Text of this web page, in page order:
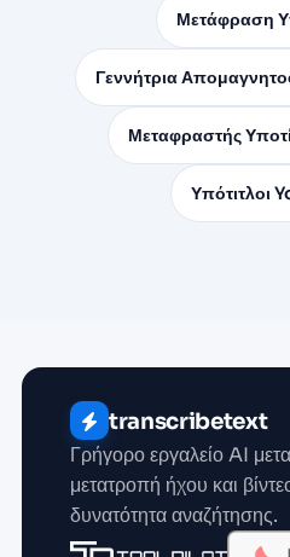
Μετάφραση
Γεννήτρια
Μεταφραστής
Υπότιτλοι
transcribetext
Γρήγορο εργαλείο AI
μετατροπή ήχου και
δυνατότητα αναζήτησης.